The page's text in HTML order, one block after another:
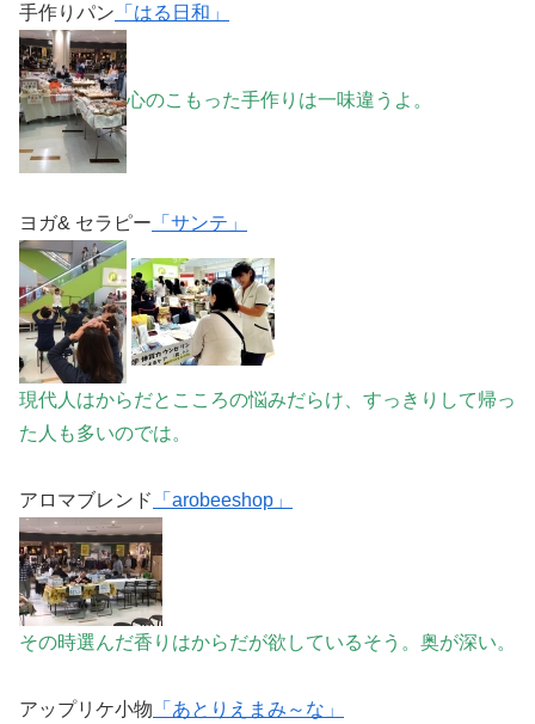
手作りパン 「はる日和」
心のこもった手作りは一味違うよ。
ヨガ& セラピー 「サンテ」
現代人はからだとこころの悩みだらけ、すっきりして帰っ
た人も多いのでは。
アロマブレンド 「arobeeshop」
その時選んだ香りはからだが欲しているそう。奥が深い。
アップリケ小物 「あとりえまみ～な」